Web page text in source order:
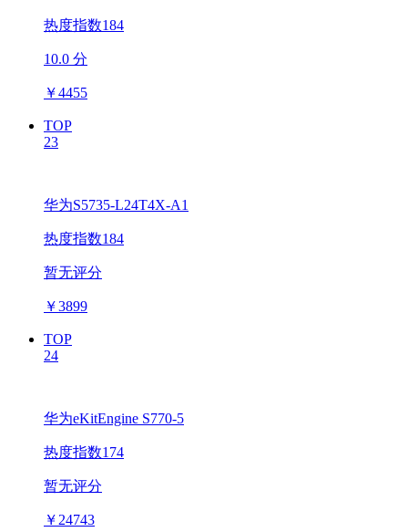
热度指数184
10.0 分
￥4455
TOP
23
华为S5735-L24T4X-A1
热度指数184
暂无评分
￥3899
TOP
24
华为eKitEngine S770-5
热度指数174
暂无评分
￥ 24743